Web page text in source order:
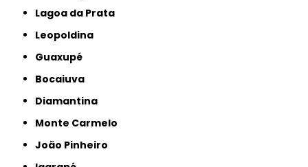
Lagoa da Prata
Leopoldina
Guaxupé
Bocaiuva
Diamantina
Monte Carmelo
João Pinheiro